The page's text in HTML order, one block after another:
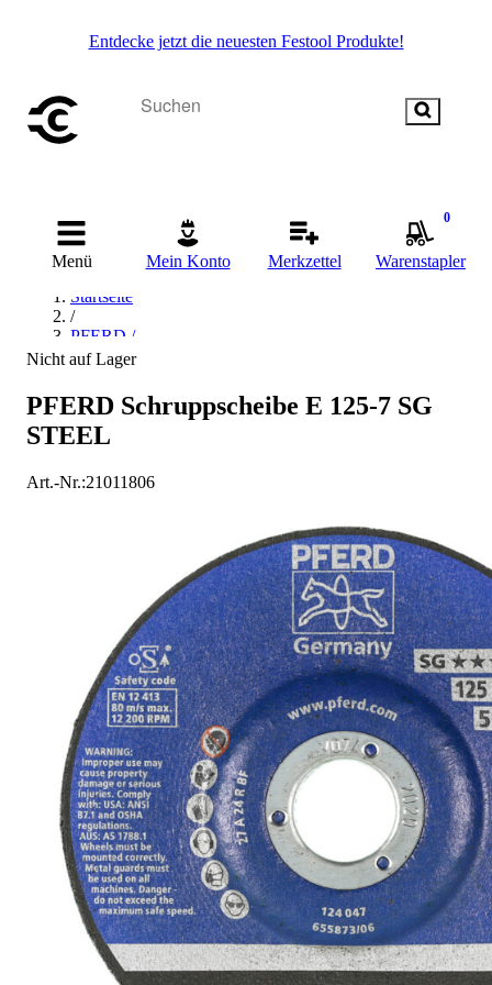
Entdecke jetzt die neuesten Festool Produkte!
Menü Mein Konto Merkzettel
0
Warenstapler
Startseite
/
PFERD /
Nicht auf Lager
PFERD Schruppscheibe E 125-7 SG
STEEL
Art.-Nr.:21011806